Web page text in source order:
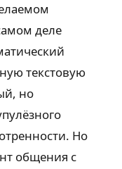
деле
текстовую
но
Но
общения с